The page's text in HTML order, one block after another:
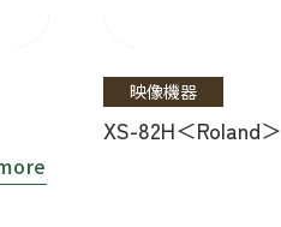
映像機器
XS-82H＜Roland＞